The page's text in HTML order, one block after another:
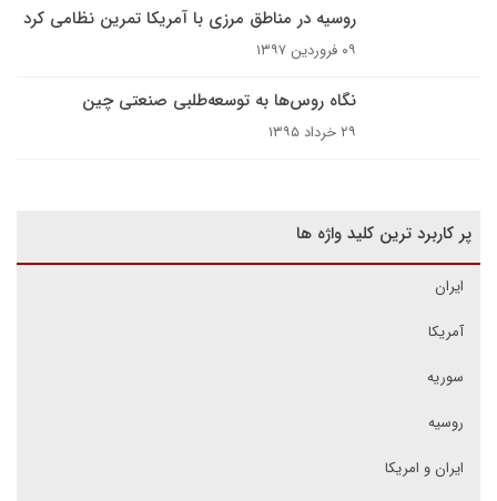
روسیه در مناطق مرزی با آمریکا تمرین نظامی کرد
۰۹ فروردین ۱۳۹۷
نگاه روس‌ها به توسعه‌طلبی صنعتی چین
۲۹ خرداد ۱۳۹۵
پر کاربرد ترین کلید واژه ها
ایران
آمریکا
سوریه
روسیه
ایران و امریکا